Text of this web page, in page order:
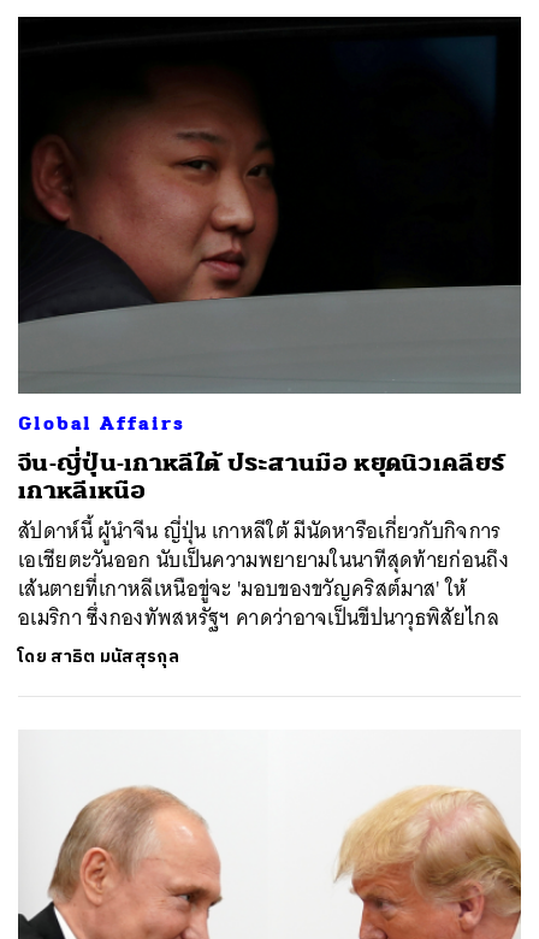
Global Affairs
จีน-ญี่ปุ่น-เกาหลีใต้ ประสานมือ หยุดนิวเคลียร์
เกาหลีเหนือ
สัปดาห์นี้ ผู้นำจีน ญี่ปุ่น เกาหลีใต้ มีนัดหารือเกี่ยวกับกิจการ
เอเชียตะวันออก นับเป็นความพยายามในนาทีสุดท้ายก่อนถึง
เส้นตายที่เกาหลีเหนือขู่จะ 'มอบของขวัญคริสต์มาส' ให้
อเมริกา ซึ่งกองทัพสหรัฐฯ คาดว่าอาจเป็นขีปนาวุธพิสัยไกล
โดย สาธิต มนัสสุรกุล